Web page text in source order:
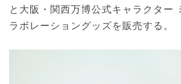
と大阪・関西万博公式キャラクター
ラボレーショングッズを販売する。